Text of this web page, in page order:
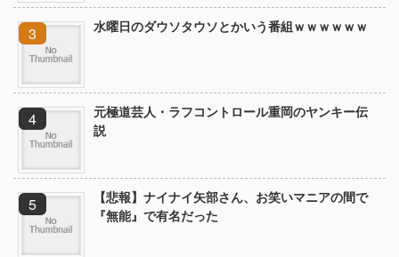
水曜日のダウソタウソとかいう番組ｗｗｗｗｗｗ
元極道芸人・ラフコントロール重岡のヤンキー伝
説
【悲報】ナイナイ矢部さん、お笑いマニアの間で
『無能』で有名だった